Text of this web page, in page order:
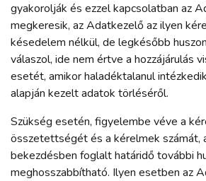
gyakorolják és ezzel kapcsolatban az
megkeresik, az Adatkezelő az ilyen
késedelem nélkül, de legkésőbb
válaszol, ide nem értve a hozzájárulás
esetét, amikor haladéktalanul
alapján kezelt adatok törléséről.
Szükség esetén, figyelembe véve a
összetettségét és a kérelmek számát,
bekezdésben foglalt határidő további
meghosszabbítható. Ilyen esetben az